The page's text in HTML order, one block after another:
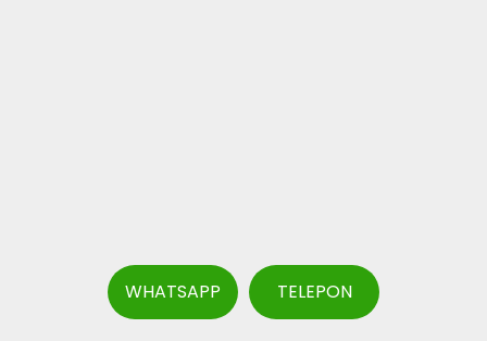
WHATSAPP TELEPON